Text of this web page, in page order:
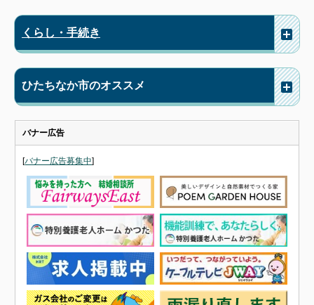
くらし・手続き
ひたちなか市のオススメ
バナー広告
[バナー広告募集中]